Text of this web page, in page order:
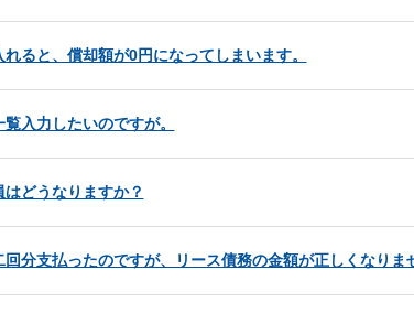
ると、償却額が0円になってしまいます。
入力したいのですが。
どうなりますか？
分支払ったのですが、リース債務の金額が正しくなりま